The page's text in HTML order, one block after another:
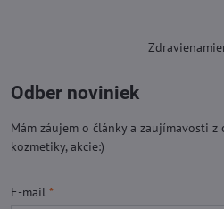
Odber noviniek
Mám záujem o články a zaujímavosti
kozmetiky, akcie:)
E-mail *